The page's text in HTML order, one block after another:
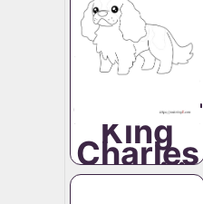
Cavalier
King
Charles
Spaniël